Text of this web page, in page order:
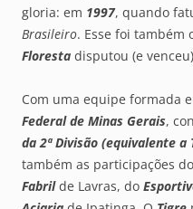
gloria: em 1997, quando
Brasileiro. Esse foi também
Floresta disputou (e
Com uma equipe formada
Federal de Minas Gerais,
da 2ª Divisão (equivalente a
também as participações
Fabrilde Lavras, do